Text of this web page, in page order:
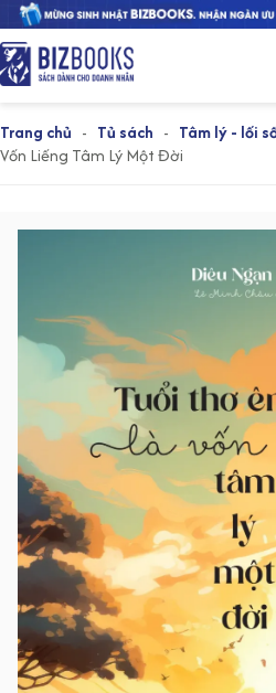
Trang chủ - Tủ sách - Tâm lý - lối
Vốn Liếng Tâm Lý Một Đời